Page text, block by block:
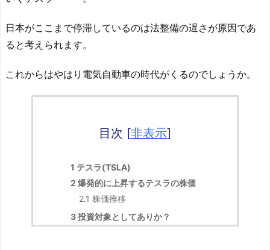
日本がここまで停滞しているのは法整備の遅さが原因であ
ると考えられます。
これからはやはり電気自動車の時代がくるのでしょうか。
目次 [非表示]
1 テスラ(TSLA)
2 爆発的に上昇するテスラの株価
2.1 株価推移
3投資対象としてありか？